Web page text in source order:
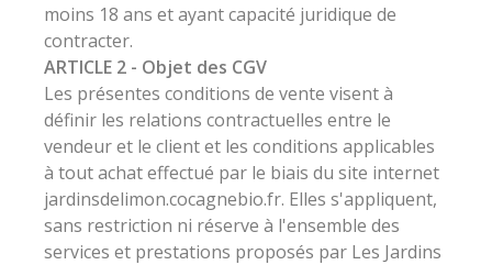
moins 18 ans et ayant capacité juridique de
contracter.
ARTICLE 2 - Objet des CGV
Les présentes conditions de vente visent à
définir les relations contractuelles entre le
vendeur et le client et les conditions applicables
à tout achat effectué par le biais du site internet
jardinsdelimon.cocagnebio.fr. Elles s'appliquent,
sans restriction ni réserve à l'ensemble des
services et prestations proposés par Les Jardins